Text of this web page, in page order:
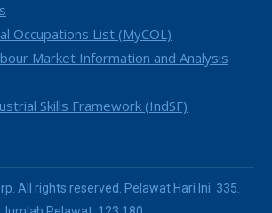
Occupations List (MyCOL)
Market Information and Analysis
Skills Framework (IndSF)
All rights reserved. Pelawat Hari Ini: 335.